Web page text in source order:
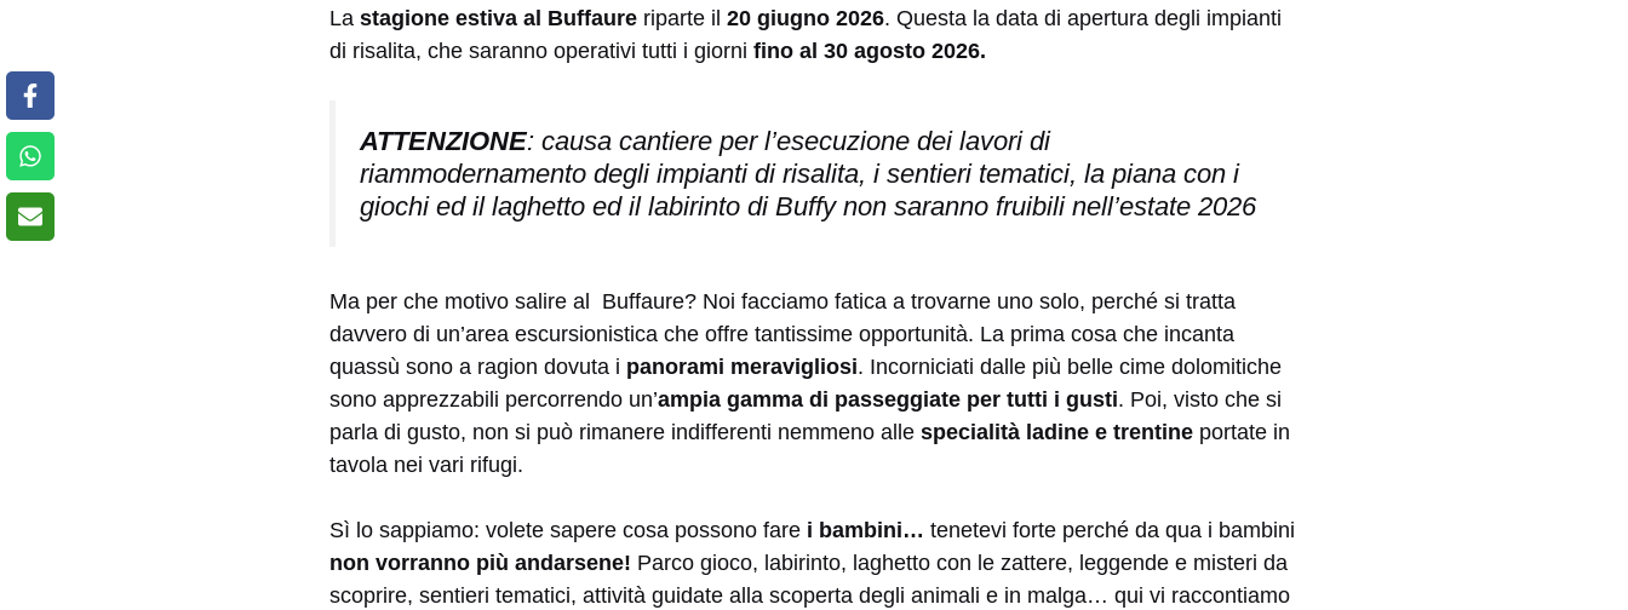
La stagione estiva al Buffaure riparte il 20 giugno 2026. Questa la data di apertura degli impianti
di risalita, che saranno operativi tutti i giorni fino al 30 agosto 2026.
ATTENZIONE: causa cantiere per l’esecuzione dei lavori di
riammodernamento degli impianti di risalita, i sentieri tematici, la piana con i
giochi ed il laghetto ed il labirinto di Buffy non saranno fruibili nell’estate 2026
Ma per che motivo salire al Buffaure? Noi facciamo fatica a trovarne uno solo, perché si tratta
davvero di un’area escursionistica che offre tantissime opportunità. La prima cosa che incanta
quassù sono a ragion dovuta i panorami meravigliosi. Incorniciati dalle più belle cime dolomitiche
sono apprezzabili percorrendo un’ampia gamma di passeggiate per tutti i gusti. Poi, visto che si
parla di gusto, non si può rimanere indifferenti nemmeno alle specialità ladine e trentine portate in
tavola nei vari rifugi.
Sì lo sappiamo: volete sapere cosa possono fare i bambini… tenetevi forte perché da qua i bambini
non vorranno più andarsene! Parco gioco, labirinto, laghetto con le zattere, leggende e misteri da
scoprire, sentieri tematici, attività guidate alla scoperta degli animali e in malga… qui vi raccontiamo